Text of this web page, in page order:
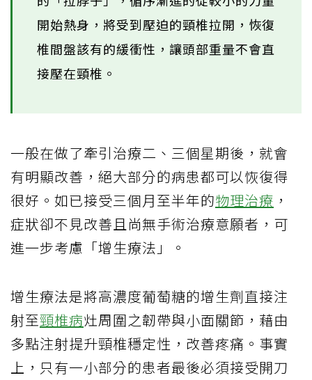
開始熱身，將受到壓迫的頸椎拉開，恢復
椎間盤該有的緩衝性，讓頭部重量不會直
接壓在頸椎。
一般在做了牽引治療二、三個星期後，就會
有明顯改善，絕大部分的病患都可以恢復得
很好。如已接受三個月至半年的物理治療 ，
症狀卻不見改善且尚無手術治療意願者，可
進一步考慮「增生療法」。
增生療法是將高濃度葡萄糖的增生劑直接注
射至頸椎病灶周圍之韌帶與小面關節，藉由
多點注射提升頸椎穩定性，改善疼痛。事實
上，只有一小部分的患者最後必須接受開刀